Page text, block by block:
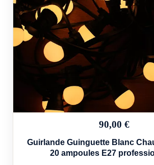
90,00 €
Guirlande Guinguette Blanc
20 ampoules E27